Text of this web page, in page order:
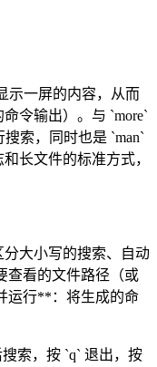
示一屏的内容，从而
令输出）。与 `more`
索，同时也是 `man`
长文件的标准方式，
大小写的搜索、自动
查看的文件路径（或
运行**：将生成的命
索，按 `q` 退出，按